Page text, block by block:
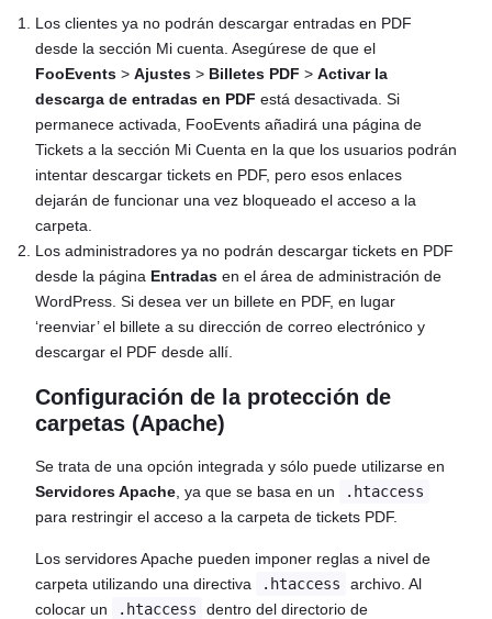
Los clientes ya no podrán descargar entradas en PDF
desde la sección Mi cuenta. Asegúrese de que el
FooEvents > Ajustes > Billetes PDF > Activar la
descarga de entradas en PDF está desactivada. Si
permanece activada, FooEvents añadirá una página de
Tickets a la sección Mi Cuenta en la que los usuarios podrán
intentar descargar tickets en PDF, pero esos enlaces
dejarán de funcionar una vez bloqueado el acceso a la
carpeta.
Los administradores ya no podrán descargar tickets en PDF
desde la página Entradas en el área de administración de
WordPress. Si desea ver un billete en PDF, en lugar
‘reenviar’ el billete a su dirección de correo electrónico y
descargar el PDF desde allí.
Configuración de la protección de
carpetas (Apache)
Se trata de una opción integrada y sólo puede utilizarse en
Servidores Apache, ya que se basa en un
.htaccess
para restringir el acceso a la carpeta de tickets PDF.
Los servidores Apache pueden imponer reglas a nivel de
carpeta utilizando una directiva
.htaccess
archivo. Al
colocar un
.htaccess
dentro del directorio de